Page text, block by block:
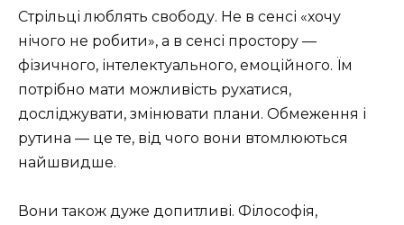
Стрільці люблять свободу. Не в сенсі «хочу
нічого не робити», а в сенсі простору —
фізичного, інтелектуального, емоційного. Їм
потрібно мати можливість рухатися,
досліджувати, змінювати плани. Обмеження і
рутина — це те, від чого вони втомлюються
найшвидше.
Вони також дуже допитливі. Філософія,